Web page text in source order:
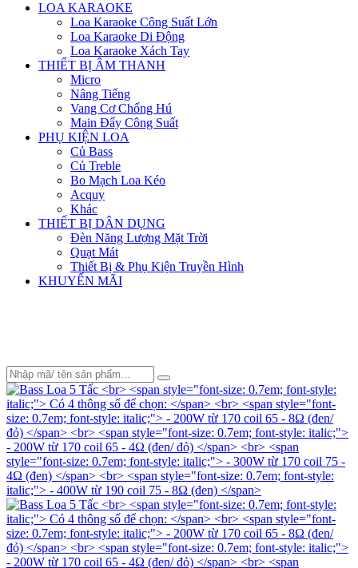
LOA KARAOKE
Loa Karaoke Công Suất Lớn
Loa Karaoke Di Động
Loa Karaoke Xách Tay
THIẾT BỊ ÂM THANH
Micro
Nâng Tiếng
Vang Cơ Chống Hú
Main Đẩy Công Suất
PHỤ KIỆN LOA
Củ Bass
Củ Treble
Bo Mạch Loa Kéo
Acquy
Khác
THIẾT BỊ DÂN DỤNG
Đèn Năng Lượng Mặt Trời
Quạt Mát
Thiết Bị & Phụ Kiện Truyền Hình
KHUYẾN MÃI